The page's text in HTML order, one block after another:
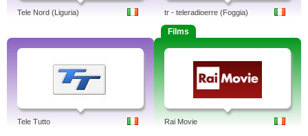
Tele Nord (Liguria) tr - teleradioerre (Foggia)
Tele Tutto
Films
Rai Movie